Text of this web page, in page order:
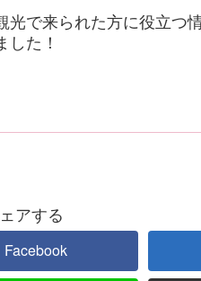
光で来られた方に役立つ
た！
アする
Facebook